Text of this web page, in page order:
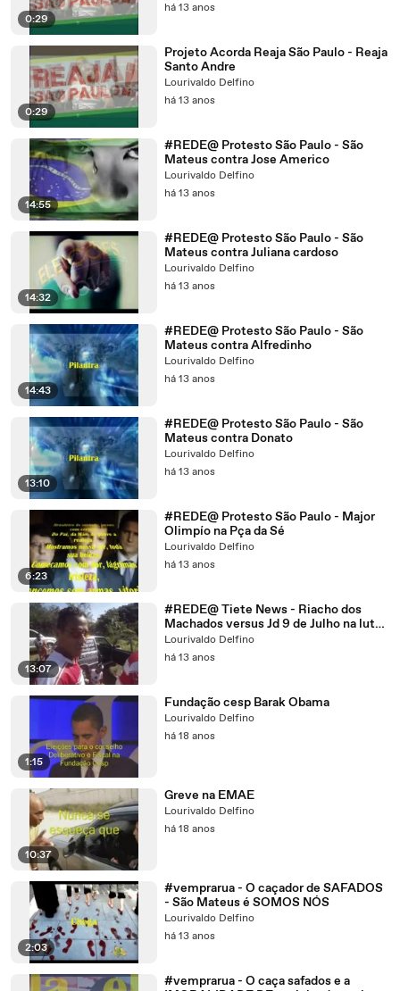
0:29
há 13 anos
0:29
Projeto Acorda Reaja São Paulo - Reaja
Santo Andre
Lourivaldo Delfino
há 13 anos
14:55
#REDE@ Protesto São Paulo - São
Mateus contra Jose Americo
Lourivaldo Delfino
há 13 anos
14:32
#REDE@ Protesto São Paulo - São
Mateus contra Juliana cardoso
Lourivaldo Delfino
há 13 anos
14:43
#REDE@ Protesto São Paulo - São
Mateus contra Alfredinho
Lourivaldo Delfino
há 13 anos
13:10
#REDE@ Protesto São Paulo - São
Mateus contra Donato
Lourivaldo Delfino
há 13 anos
6:23
#REDE@ Protesto São Paulo - Major
Olimpío na Pça da Sé
Lourivaldo Delfino
há 13 anos
13:07
#REDE@ Tiete News - Riacho dos
Machados versus Jd 9 de Julho na luta
contra as drogas
Lourivaldo Delfino
há 13 anos
1:15
Fundação cesp Barak Obama
Lourivaldo Delfino
há 18 anos
10:37
Greve na EMAE
Lourivaldo Delfino
há 18 anos
2:03
#vemprarua - O caçador de SAFADOS
- São Mateus é SOMOS NÓS
Lourivaldo Delfino
há 13 anos
#vemprarua - O caça safados e a